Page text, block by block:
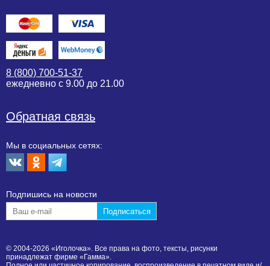
8 (800) 700-51-37
ежедневно с 9.00 до 21.00
Обратная связь
Мы в социальных сетях:
Подпишиcь на новости
© 2004-2026 «Иголочка». Все права на фото, тексты, рисунки
принадлежат фирме «Гамма».